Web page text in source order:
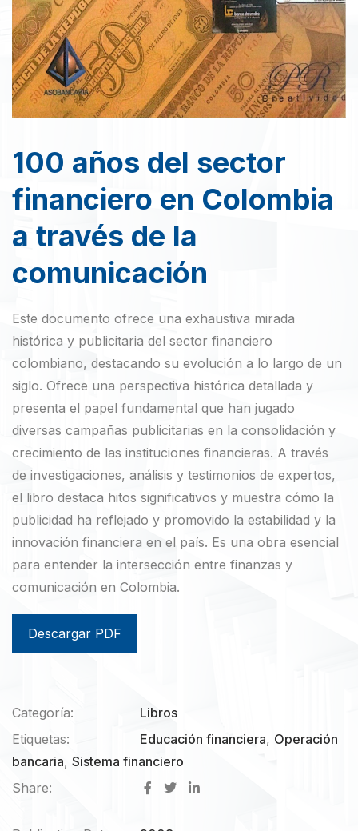
100 años del sector
financiero en Colombia
a través de la
comunicación
Este documento ofrece una exhaustiva mirada
histórica y publicitaria del sector financiero
colombiano, destacando su evolución a lo largo de un
siglo. Ofrece una perspectiva histórica detallada y
presenta el papel fundamental que han jugado
diversas campañas publicitarias en la consolidación y
crecimiento de las instituciones financieras. A través
de investigaciones, análisis y testimonios de expertos,
el libro destaca hitos significativos y muestra cómo la
publicidad ha reflejado y promovido la estabilidad y la
innovación financiera en el país. Es una obra esencial
para entender la intersección entre finanzas y
comunicación en Colombia.
Descargar PDF
Categoría:
Libros
Etiquetas:
Educación financiera, Operación
bancaria, Sistema financiero
Share: